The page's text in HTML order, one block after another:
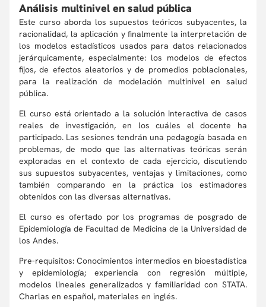
Análisis multinivel en salud pública
Este curso aborda los supuestos teóricos subyacentes, la
racionalidad, la aplicación y finalmente la interpretación de
los modelos estadísticos usados para datos relacionados
jerárquicamente, especialmente: los modelos de efectos
fijos, de efectos aleatorios y de promedios poblacionales,
para la realización de modelación multinivel en salud
pública.
El curso está orientado a la solución interactiva de casos
reales de investigación, en los cuáles el docente ha
participado. Las sesiones tendrán una pedagogía basada en
problemas, de modo que las alternativas teóricas serán
exploradas en el contexto de cada ejercicio, discutiendo
sus supuestos subyacentes, ventajas y limitaciones, como
también comparando en la práctica los estimadores
obtenidos con las diversas alternativas.
El curso es ofertado por los programas de posgrado de
Epidemiología de Facultad de Medicina de la Universidad de
los Andes.
Pre-requisitos: Conocimientos intermedios en bioestadística
y epidemiología; experiencia con regresión múltiple,
modelos lineales generalizados y familiaridad con STATA.
Charlas en español, materiales en inglés.